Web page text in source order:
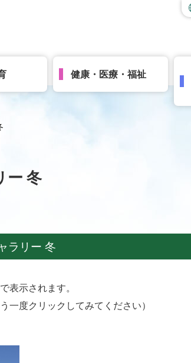
健康・医療・福祉
ー 冬
ラリー 冬
表示されます。
一度クリックしてみてください）